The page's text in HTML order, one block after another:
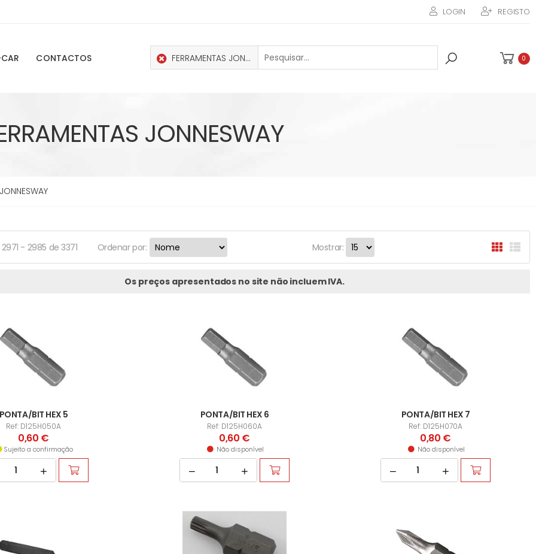
LOGIN REGISTO
CONTACTOS 0
FERRAMENTAS JONNESWAY
JONNESWAY
- 2985 de 3371 Ordenar por: Mostrar:
Os preços apresentados no site não incluem IVA.
BIT HEX 5
Ref: D125H050A
0,60 €
Sujeito a confirmação
PONTA/BIT HEX 6
Ref: D125H060A
0,60 €
Não disponível
PONTA/BIT HEX 7
Ref: D125H070A
0,80 €
Não disponível